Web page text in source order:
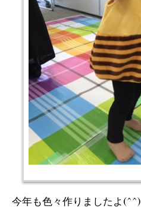
今年も色々作りましたよ(^^)